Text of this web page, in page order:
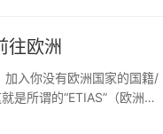
往欧洲
加入你没有欧洲国家的国籍/
是所谓的“ETIAS”（欧洲旅